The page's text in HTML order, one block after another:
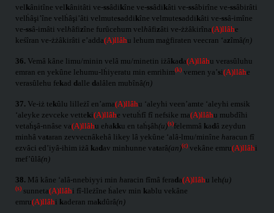
vel kânitîne vel kânitâti ve-ssâdi kîne ve-ssâdi kâti ve-ssâbirîne ve-ssâbirâti
velḣâşi’îne velḣâşi’âti velmutesaddi kîne velmutesaddi kâti ve-ssâ-imîne
ve-ssâ-imâti vel hâfi zîne furûcehum vel hâfi zâti ve-żżâkirîna(A)llâhe
keśîran ve-żżâkirâti e’adda(A)llâhu lehum maġfiraten veecran ‘azîmâ(n)
36. Vemâ kâne limu/minin velâ mu/minetin iżâkada(A)llâhu verasûluhu
emran en yekûne lehumu-lḣiyeratu min emrihim(k)vemen ya’si(A)llâhe
verasûlehu fekad dalle dalâlen mubînâ(n)
37. Ve-iż tekûlu lilleżî en’ama(A)llâhu ‘aleyhi veen’amte ‘aleyhi emsik
‘aleyke zevceke vetteki(A)llâhe vetuḣfî fî nefsike ma(A)llâhu mubdîhi
vetaḣşâ-nnâse va(A)llâhu ehakku en taḣşâh(u)(s)felemmâ kadâ zeydun
minhâ vataran zevvecnâkehâ likey lâ yekûne ‘alâ-lmu/minîne haracun fî
ezvâci ed’iyâ-ihim iżâ kadav minhunne vatarâ(an)(c)vekâne emru(A)llâhi
mef’ûlâ(n)
38. Mâ kâne ‘alâ-nnebiyyi min haracin fîmâ ferada(A)llâhu leh(u)
(s)sunneta(A)llâhi fî-lleżîne ḣalev min kablu vekâne
emru(A)llâhi kaderan makdûrâ(n)